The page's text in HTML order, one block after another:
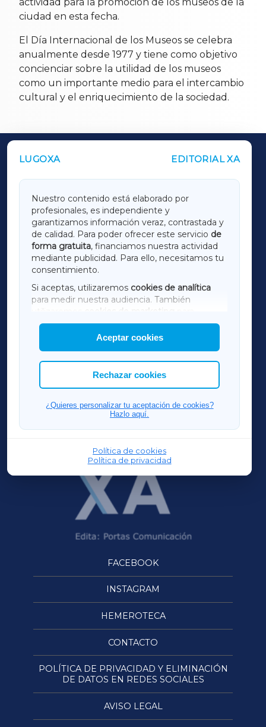
actividad para la promoción de los museos de la
ciudad en esta fecha.
El Día Internacional de los Museos se celebra
anualmente desde 1977 y tiene como objetivo
concienciar sobre la utilidad de los museos
como un importante medio para el intercambio
cultural y el enriquecimiento de la sociedad.
LUGOXA EDITORIAL XA
Nuestro contenido está elaborado por
profesionales, es independiente y
garantizamos información veraz, contrastada y
de calidad. Para poder ofrecer este servicio de
forma gratuita, financiamos nuestra actividad
mediante publicidad. Para ello, necesitamos tu
consentimiento.
Si aceptas, utilizaremos cookies de analítica
para medir nuestra audiencia. También
utilizaremos
cookies de marketing
mostrar publicidad de terceros.
Asimismo, puedes personalizar la elección de
las cookies que deseas permitir.
Aceptar cookies
Rechazar cookies
¿Quieres personalizar tu aceptación de cookies?
Hazlo aquí.
Política de cookies
Política de privacidad
OUTROS PERIÓDICOS
LUGOXA
TERRACHAXA
AMARIÑAXA
RIBEIRASACRAXA
ACORUÑAXA
FERROLXA
OURENSEXA
FACEBOOK
INSTAGRAM
HEMEROTECA
CONTACTO
POLÍTICA DE PRIVACIDAD Y ELIMINACIÓN
DE DATOS EN REDES SOCIALES
AVISO LEGAL